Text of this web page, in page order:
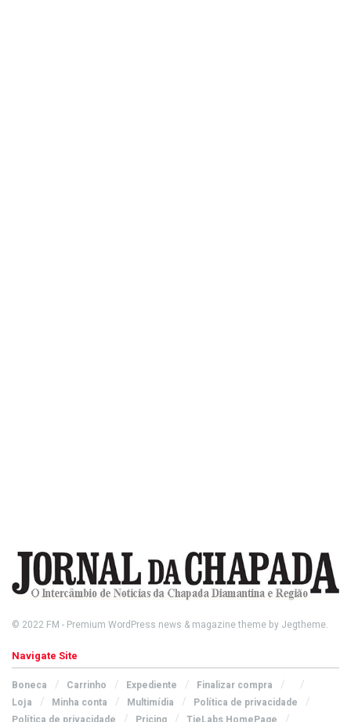
© 2022 FM - Premium WordPress news & magazine theme by Jegtheme.
Navigate Site
Boneca Carrinho Expediente
Finalizar compra
Loja
Minha conta Multimídia
Política de privacidade